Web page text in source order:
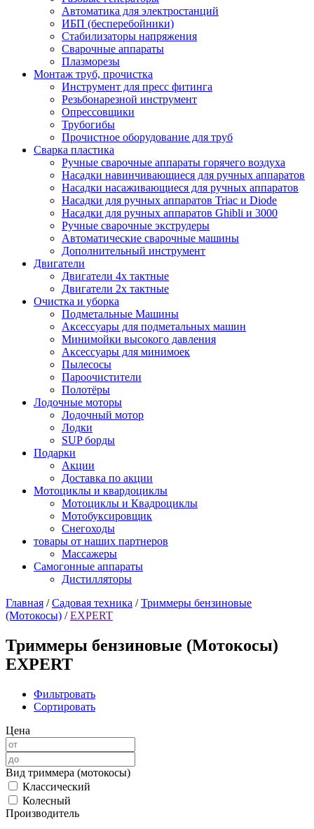
Автоматика для электростанций
ИБП (бесперебойники)
Стабилизаторы напряжения
Сварочные аппараты
Плазморезы
Монтаж труб, прочистка
Инструмент для пресс фитинга
Резьбонарезной инструмент
Опрессовщики
Трубогибы
Прочистное оборудование для труб
Сварка пластика
Ручные сварочные аппараты горячего воздуха
Насадки навинчивающиеся для ручных аппаратов
Насадки насаживающиеся для ручных аппаратов
Насадки для ручных аппаратов Triac и Diode
Насадки для ручных аппаратов Ghibli и 3000
Ручные сварочные экструдеры
Автоматические сварочные машины
Дополнительный инструмент
Двигатели
Двигатели 4х тактные
Двигатели 2х тактные
Очистка и уборка
Подметальные Машины
Аксессуары для подметальных машин
Минимойки высокого давления
Аксессуары для минимоек
Пылесосы
Пароочистители
Полотёры
Лодочные моторы
Лодочный мотор
Лодки
SUP борды
Подарки
Акции
Доставка по акции
Мотоциклы и квардоциклы
Мотоциклы и Квадроциклы
Мотобуксировщик
Снегоходы
товары от наших партнеров
Массажеры
Самогонные аппараты
Дистилляторы
Главная /Садовая техника /Триммеры бензиновые
(Мотокосы) /EXPERT
Триммеры бензиновые (Мотокосы)
EXPERT
Фильтровать
Сортировать
Цена
Вид триммера (мотокосы)
Классический
Колесный
Производитель